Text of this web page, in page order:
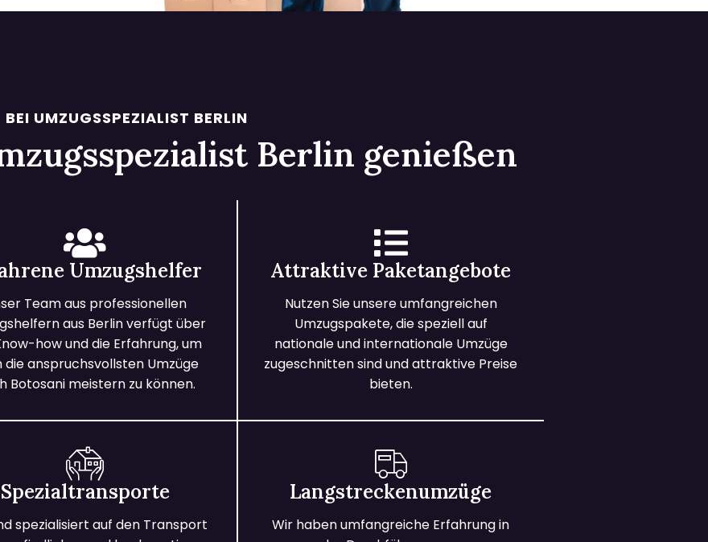
BEI UMZUGSSPEZIALIST BERLIN
Berlin genießen
Umzugshelfer
Team aus professionellen
aus Berlin verfügt über
how und die Erfahrung, um
die anspruchsvollsten Umzüge
Botosani meistern zu können.
Attraktive Paketangebote
Nutzen Sie unsere umfangreichen
Umzugspakete, die speziell auf
nationale und internationale Umzüge
zugeschnitten sind und attraktive Preise
bieten.
Spezialtransporte
spezialisiert auf den Transport
Langstreckenumzüge
Wir haben umfangreiche Erfahrung in